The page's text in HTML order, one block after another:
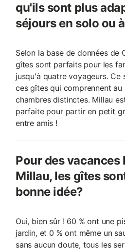
qu'ils sont plus
séjours en solo ou
Selon la base de données de
gîtes sont parfaits pour les
jusqu'à quatre voyageurs. Ce
ces gîtes qui comprennent au
chambres distinctes. Millau
parfaite pour partir en petit
entre amis !
Pour des vacances
Millau, les gîtes
bonne idée?
Oui, bien sûr ! 60 % ont une
jardin, et 0 % ont même un
sans aucun doute, tous les